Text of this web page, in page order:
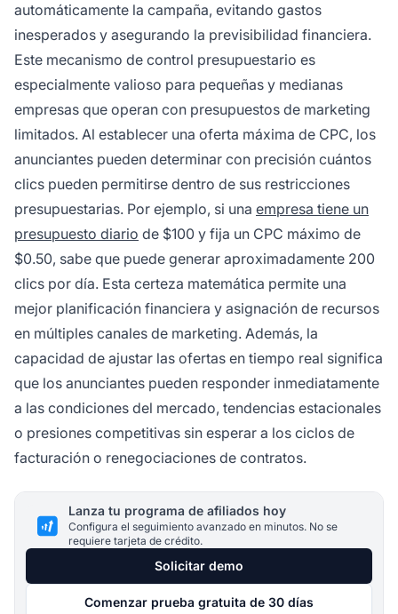
automáticamente la campaña, evitando gastos
inesperados y asegurando la previsibilidad financiera.
Este mecanismo de control presupuestario es
especialmente valioso para pequeñas y medianas
empresas que operan con presupuestos de marketing
limitados. Al establecer una oferta máxima de CPC, los
anunciantes pueden determinar con precisión cuántos
clics pueden permitirse dentro de sus restricciones
presupuestarias. Por ejemplo, si una empresa tiene un
presupuesto diario de $100 y fija un CPC máximo de
$0.50, sabe que puede generar aproximadamente 200
clics por día. Esta certeza matemática permite una
mejor planificación financiera y asignación de recursos
en múltiples canales de marketing. Además, la
capacidad de ajustar las ofertas en tiempo real significa
que los anunciantes pueden responder inmediatamente
a las condiciones del mercado, tendencias estacionales
o presiones competitivas sin esperar a los ciclos de
facturación o renegociaciones de contratos.
Lanza tu programa de afiliados hoy
Configura el seguimiento avanzado en minutos. No se
requiere tarjeta de crédito.
Solicitar demo
Comenzar prueba gratuita de 30 días